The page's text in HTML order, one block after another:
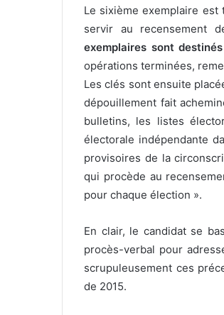
Le sixième exemplaire
servir au recensement
exemplaires sont
opérations terminées,
Les clés sont ensuite
dépouillement fait
bulletins, les listes
électorale indépendante
provisoires de la
qui procède au
pour chaque élection ».
En clair, le candidat se
procès-verbal pour
scrupuleusement ces
de 2015.